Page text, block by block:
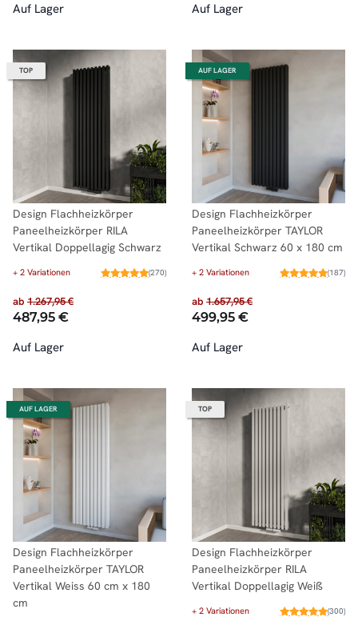
Auf Lager Auf Lager
TOP
Design Flachheizkörper
Paneelheizkörper RILA
Vertikal Doppellagig Schwarz
+ 2 Variationen (270)
ab 1.267,95 €
487,95 €
Auf Lager
AUF LAGER
Design Flachheizkörper
Paneelheizkörper TAYLOR
Vertikal Schwarz 60 x 180 cm
+ 2 Variationen (187)
ab 1.657,95 €
499,95 €
Auf Lager
AUF LAGER
Design Flachheizkörper
Paneelheizkörper TAYLOR
Vertikal Weiss 60 cm x 180
cm
TOP
Design Flachheizkörper
Paneelheizkörper RILA
Vertikal Doppellagig Weiß
+ 2 Variationen (300)